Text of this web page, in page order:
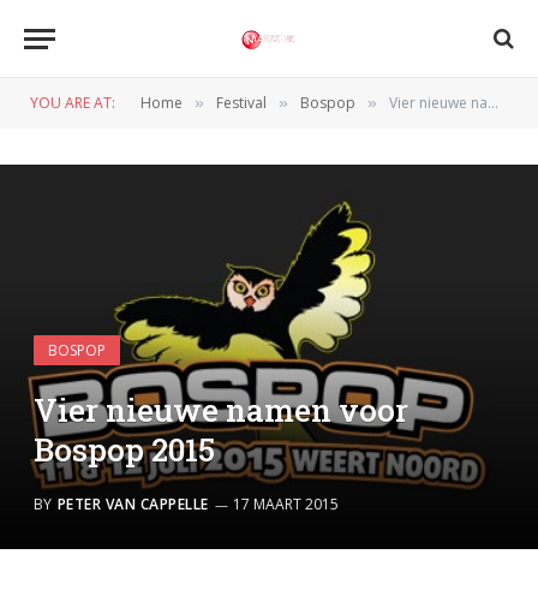
YOU ARE AT: Home » Festival » Bospop » Vier nieuwe namen voor Bospop 2015
BOSPOP
Vier nieuwe namen voor
Bospop 2015
BY PETER VAN CAPPELLE 17 MAART 2015